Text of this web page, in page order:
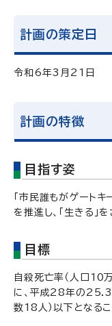
計画の策定日
令和6年3月21日
計画の特徴
目指す姿
「市民誰もがゲートキ
を推進し、「生きる」
目標
自殺死亡率（人口10
に、平成28年の
数18人）以下となるこ